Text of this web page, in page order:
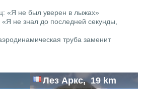
«Я не был уверен в лыжах»
не знал до последней секунды,
труба заменит
Лез Аркс, 19 km